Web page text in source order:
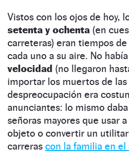
Vistos con los ojos de hoy,
setenta y ochenta (en
carreteras) eran tiempos de
cada uno a su aire. No había
velocidad (no llegaron
importar los muertos de las
despreocupación era
anunciantes: lo mismo
señoras mayores que usar
objeto o convertir un
carreras con la familia en